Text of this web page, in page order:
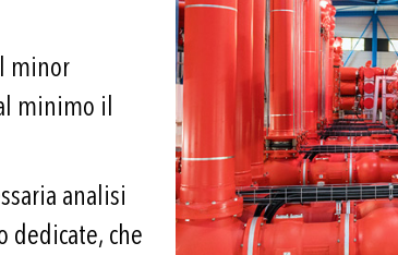
minor
minimo il
analisi
dedicate, che